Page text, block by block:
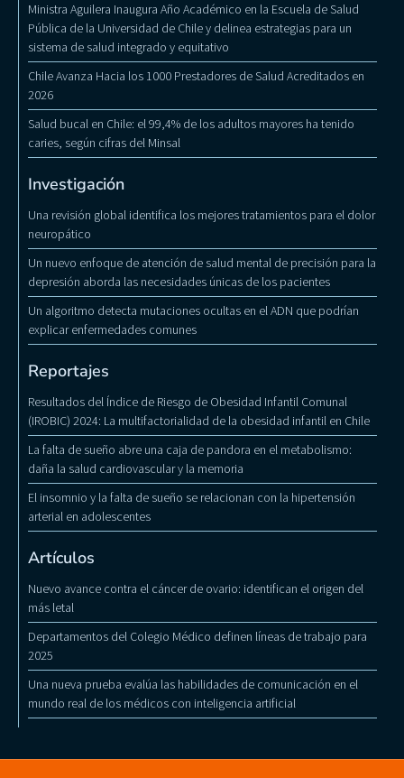
Ministra Aguilera Inaugura Año Académico en la Escuela de Salud
Pública de la Universidad de Chile y delinea estrategias para un
sistema de salud integrado y equitativo
Chile Avanza Hacia los 1000 Prestadores de Salud Acreditados en
2026
Salud bucal en Chile: el 99,4% de los adultos mayores ha tenido
caries, según cifras del Minsal
Investigación
Una revisión global identifica los mejores tratamientos para el dolor
neuropático
Un nuevo enfoque de atención de salud mental de precisión para la
depresión aborda las necesidades únicas de los pacientes
Un algoritmo detecta mutaciones ocultas en el ADN que podrían
explicar enfermedades comunes
Reportajes
Resultados del Índice de Riesgo de Obesidad Infantil Comunal
(IROBIC) 2024: La multifactorialidad de la obesidad infantil en Chile
La falta de sueño abre una caja de pandora en el metabolismo:
daña la salud cardiovascular y la memoria
El insomnio y la falta de sueño se relacionan con la hipertensión
arterial en adolescentes
Artículos
Nuevo avance contra el cáncer de ovario: identifican el origen del
más letal
Departamentos del Colegio Médico definen líneas de trabajo para
2025
Una nueva prueba evalúa las habilidades de comunicación en el
mundo real de los médicos con inteligencia artificial